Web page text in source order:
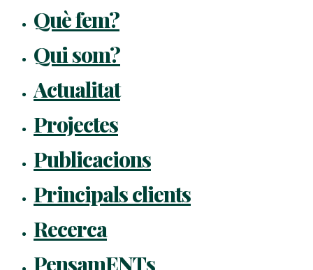
Què fem?
Qui som?
Actualitat
Projectes
Publicacions
Principals clients
Recerca
PensamENTs